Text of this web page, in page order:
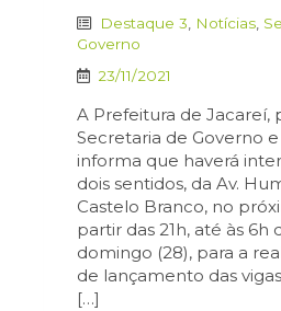
Destaque 3 Notícias
Governo
23/11/2021
A Prefeitura de Jacareí,
Secretaria de Governo
informa que haverá
dois sentidos, da Av.
Castelo Branco, no
partir das 21h, até às 6h
domingo (28), para a
de lançamento das
[…]